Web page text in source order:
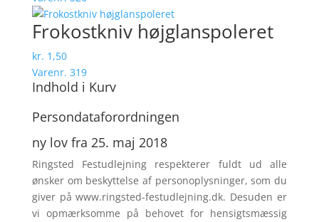
Frokostkniv ­højglanspole­ret
kr. 1,50
Varenr. 319
Indhold i Kurv
Persondata­forordningen
ny lov fra 25. maj 2018
Ringsted Festudlejning respek­terer fuldt ud alle
ønsker om beskyttelse af personoplysninger, som du
giver på www.ringsted-festudlejning.dk. Desuden er
vi opmærksomme på behovet for hensigtsmæssig